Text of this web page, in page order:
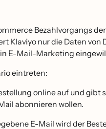
Bezahlvorgangs
Klaviyo nur die Daten von
E-Mail-Marketing
eintreten:
online auf und gibt
abonnieren wollen.
E-Mail wird der